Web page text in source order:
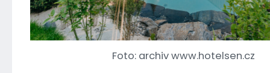
Foto: archiv www.hotelsen.cz